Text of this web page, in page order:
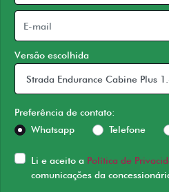
Versão escolhida
Preferência de contato:
Whatsapp
Telefone
Li e aceito a Política de
comunicações da